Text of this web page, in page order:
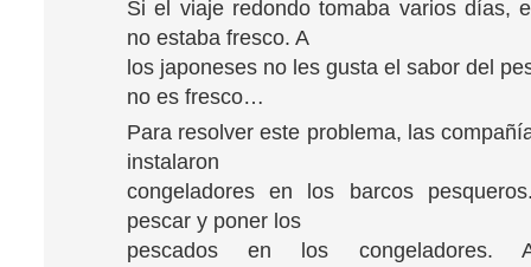
Si el viaje redondo tomaba varios días,
no estaba fresco. A
los japoneses no les gusta el sabor del
no es fresco…
Para resolver este problema, las
instalaron
congeladores en los barcos
pescar y poner los
pescados en los congeladores.